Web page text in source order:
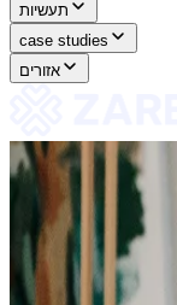
תעשיות
case studies
אזורים